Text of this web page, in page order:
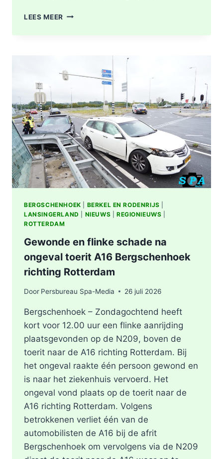
LEES MEER OPNIEUW
KRUISING
A16
BIJ
BERGSCHENHOEK
BERGSCHENHOEK BERKEL EN RODENRIJS
LANSINGERLAND
NIEUWS REGIONIEUWS
ROTTERDAM
Gewonde en flinke schade na
ongeval toerit A16 Bergschenhoek
richting Rotterdam
Door Persbureau Spa-Media 26 juli 2026
Bergschenhoek – Zondagochtend heeft
kort voor 12.00 uur een flinke aanrijding
plaatsgevonden op de N209, boven de
toerit naar de A16 richting Rotterdam. Bij
het ongeval raakte één persoon gewond en
is naar het ziekenhuis vervoerd. Het
ongeval vond plaats op de toerit naar de
A16 richting Rotterdam. Volgens
betrokkenen verliet één van de
automobilisten de A16 bij de afrit
Bergschenhoek om vervolgens via de N209